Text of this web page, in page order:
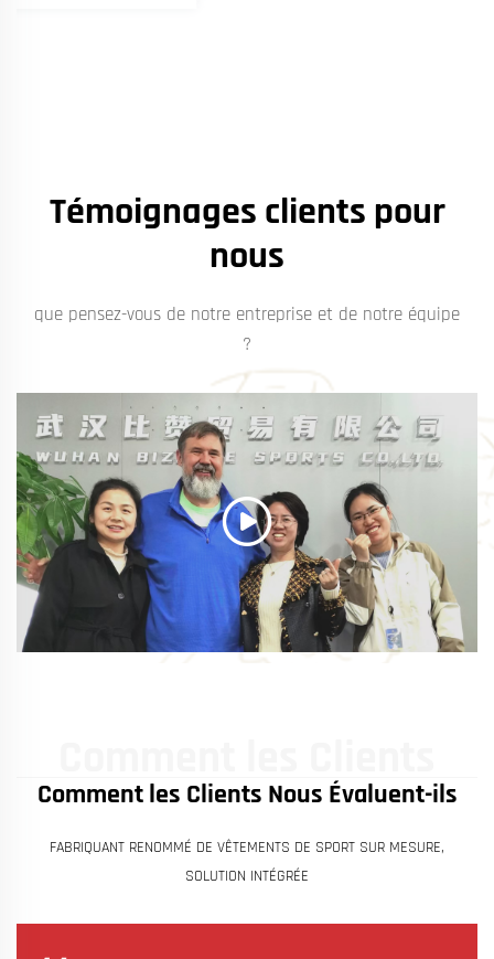
Témoignages clients pour
nous
que pensez-vous de notre entreprise et de notre équipe
?
Nous Évaluent-ils
Comment les Clients Nous Évaluent-ils
FABRIQUANT RENOMMÉ DE VÊTEMENTS DE SPORT SUR MESURE,
SOLUTION INTÉGRÉE